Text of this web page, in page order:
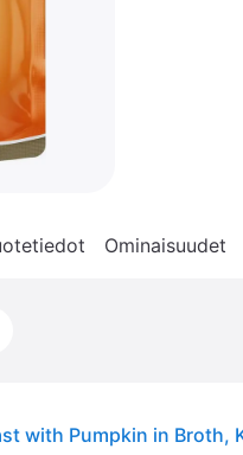
Ominaisuudet